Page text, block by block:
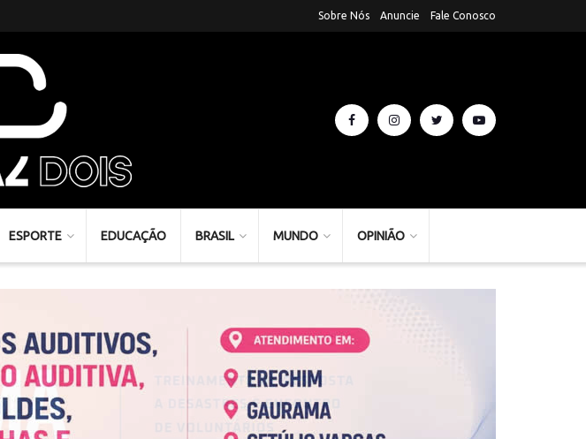
Sobre Nós Anuncie Fale Conosco
ESPORTE EDUCAÇÃO BRASIL MUNDO OPINIÃO